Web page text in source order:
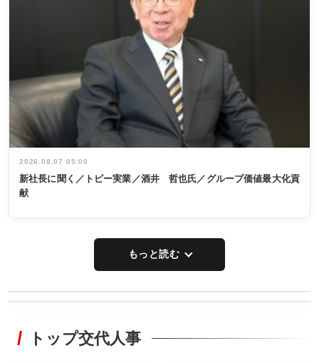
2026.08.07 05:00
新社長に聞く／トピー実業／酒井 哲也氏／グループ価値最大化貢
献
もっと読む
非鉄業界で
タックトレー
トップ交代人事